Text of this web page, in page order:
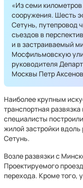
«Из семи
сооружения. Шесть
Сетунь, путепровод
съездов в
и в застраиваемый
Мосфильмовскую
руководителя
Москвы Петр
Наиболее крупным
транспортная
специалисты
жилой застройки
Сетунь.
Возле развязки с
Проектируемого
перехода. Кроме того,